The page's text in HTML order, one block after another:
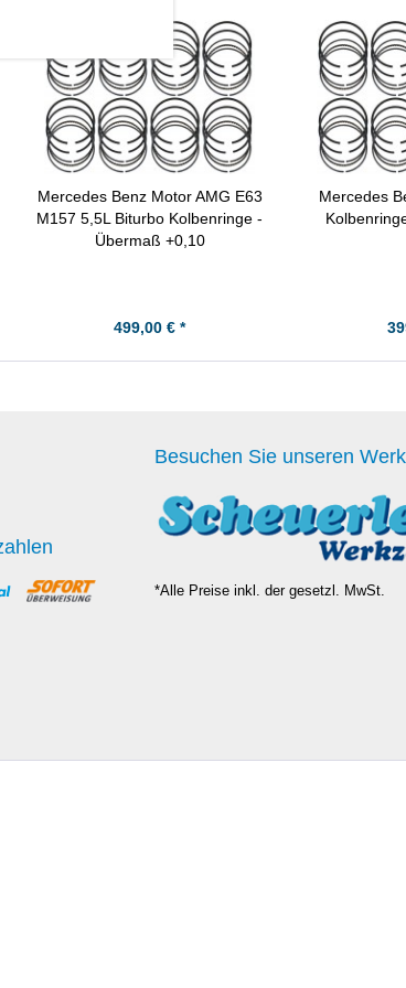
Mercedes Benz Motor AMG E63
M157 5,5L Biturbo Kolbenringe -
Übermaß +0,10
499,00 € *
Mercedes
Besuchen Sie unseren
*Alle Preise inkl. der gesetzl. MwSt.